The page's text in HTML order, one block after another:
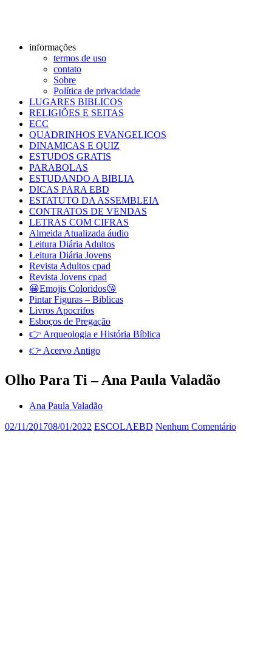
informações
termos de uso
contato
Sobre
Política de privacidade
LUGARES BIBLICOS
RELIGIÕES E SEITAS
ECC
QUADRINHOS EVANGELICOS
DINAMICAS E QUIZ
ESTUDOS GRATIS
PARABOLAS
ESTUDANDO A BIBLIA
DICAS PARA EBD
ESTATUTO DA ASSEMBLEIA
CONTRATOS DE VENDAS
LETRAS COM CIFRAS
Almeida Atualizada áudio
Leitura Diária Adultos
Leitura Diária Jovens
Revista Adultos cpad
Revista Jovens cpad
😀Emojis Coloridos😘
Pintar Figuras – Biblicas
Livros Apocrifos
Esboços de Pregação
👉 Arqueologia e História Bíblica
👉 Acervo Antigo
Olho Para Ti – Ana Paula Valadão
Ana Paula Valadão
02/11/201708/01/2022 ESCOLAEBD Nenhum Comentário